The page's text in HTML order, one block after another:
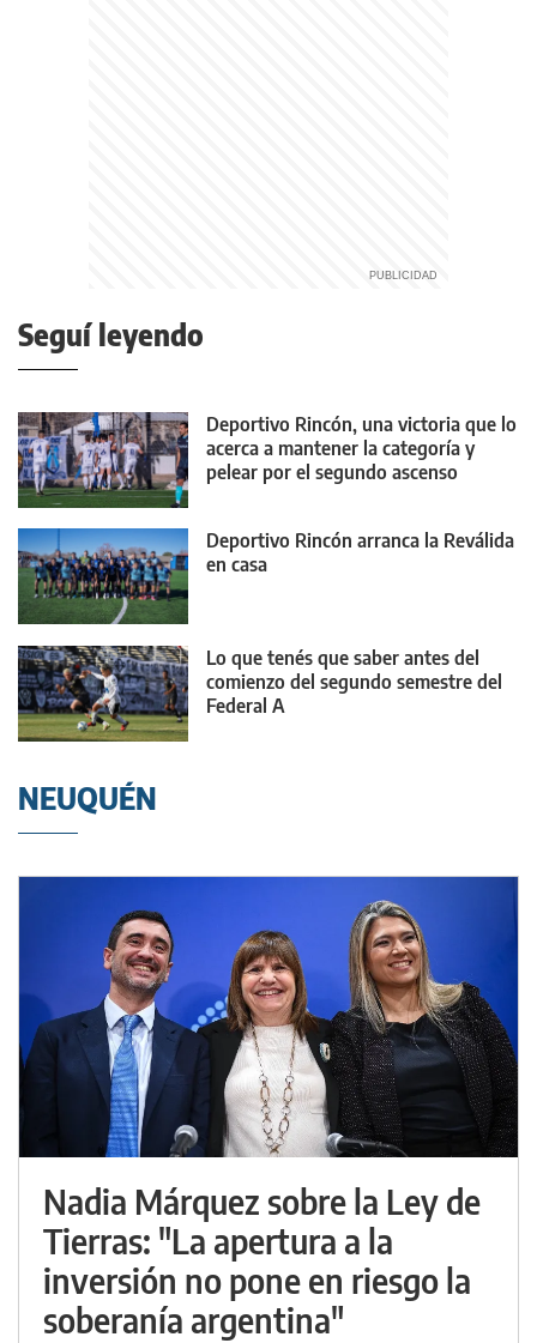
Seguí leyendo
Deportivo Rincón, una victoria que lo
acerca a mantener la categoría y
pelear por el segundo ascenso
Deportivo Rincón arranca la Reválida
en casa
Lo que tenés que saber antes del
comienzo del segundo semestre del
Federal A
NEUQUÉN
Nadia Márquez sobre la Ley de
Tierras: "La apertura a la
inversión no pone en riesgo la
soberanía argentina"